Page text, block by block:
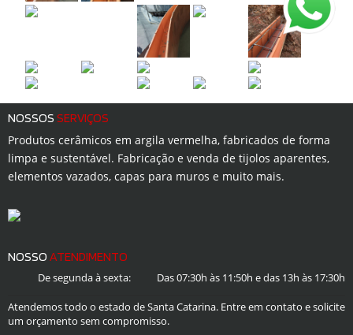
NOSSOS SERVIÇOS
Produtos cerâmicos em argila vermelha, fabricados de forma
limpa e sustentável. Fabricação e venda de tijolos aparentes,
elementos vazados, capas para muros e muito mais.
NOSSO ATENDIMENTO
De segunda à sexta: Das 07:30h às 11:50h e das 13h às 17:30h
Atendemos todo o estado de Santa Catarina. Entre em contato e solicite
um orçamento sem compromisso.